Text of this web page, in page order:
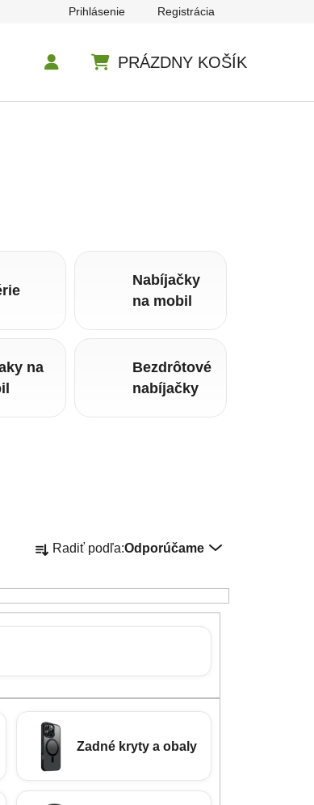
Prihlásenie Registrácia
PRÁZDNY KOŠÍK
Nabíjačky
na mobil
na
Bezdrôtové
nabíjačky
Radiť podľa:Odporúčame
Zadné kryty a obaly